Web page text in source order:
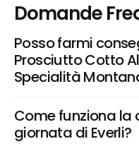
Domande
Posso farmi
Prosciutto Cotto
Specialità
Come funziona la
giornata di Everli?